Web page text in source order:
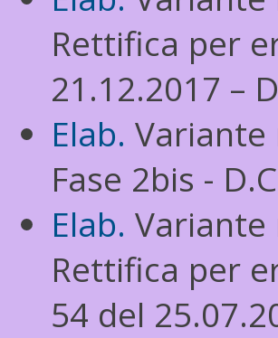
Rettifica per
21.12.2017 –
Elab. Variante
Fase 2bis -
Elab. Variante
Rettifica per
54 del